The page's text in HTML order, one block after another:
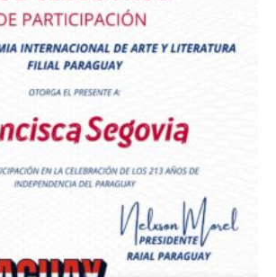
Radio Tribuna Abierta
Radio Tribuna Abierta
Radio Oñondivepa Paraguay
Premio Orgullo Paraguayo
aFrancisca Segovia